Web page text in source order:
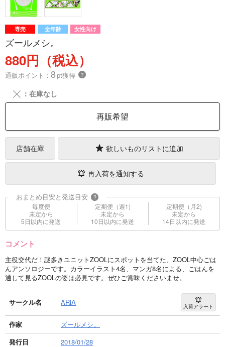
専売 全年齢 女性向け
ズールメシ。
880円（税込）
通販ポイント： 8pt獲得 ？
╳ ：在庫なし
再販希望
店舗在庫 欲しいものリストに追加
再入荷を通知する
おまとめ目安と発送目安 ?
毎度便
未定から
5日以内に発送
定期便（週1)
未定から
10日以内に発送
定期便（月2)
未定から
14日以内に発送
コメント
主役交代だ！謎多きユニットZOOLにスポットを当てた、ZOOL中心ごは
んアンソロジーです。カラーイラスト4名、マンガ8名による、ごはんを
通して見るZOOLの姿は必見です。ぜひご賞味くださいませ。
サークル名 ARiA 入荷アラート
作家
ズールメシ。
発行日
2018/01/28